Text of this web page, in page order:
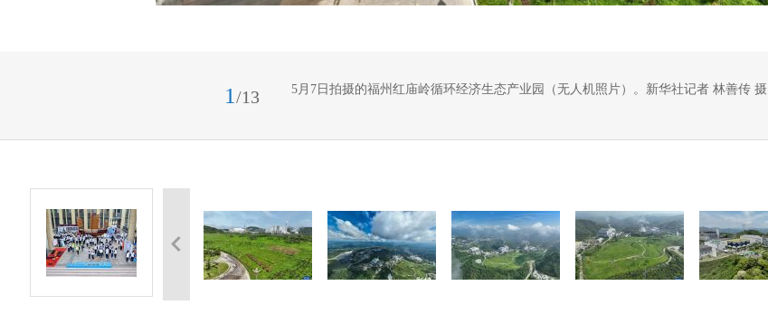
1 /13 5月7日拍摄的福州红庙岭循环经济生态产业园（无人机照片）。新华社记者 林善传 摄